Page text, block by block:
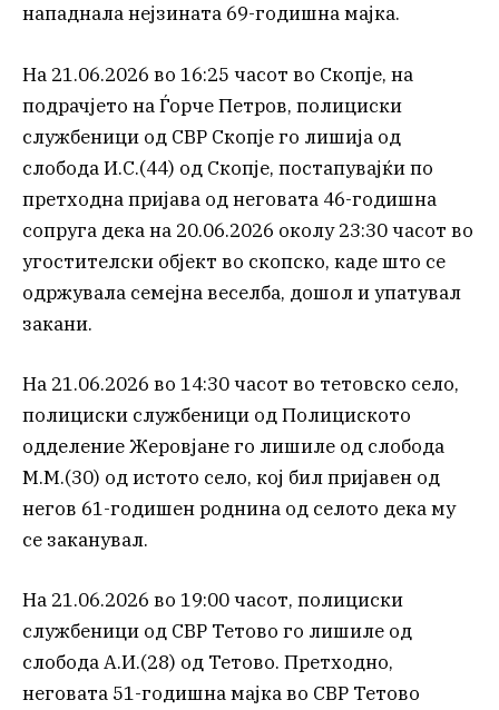
нападнала нејзината 69-годишна мајка.
На 21.06.2026 во 16:25 часот во Скопје, на
подрачјето на Ѓорче Петров, полициски
службеници од СВР Скопје го лишија од
слобода И.С.(44) од Скопје, постапувајќи по
претходна пријава од неговата 46-годишна
сопруга дека на 20.06.2026 околу 23:30 часот во
угостителски објект во скопско, каде што се
одржувала семејна веселба, дошол и упатувал
закани.
На 21.06.2026 во 14:30 часот во тетовско село,
полициски службеници од Полициското
одделение Жеровјане го лишиле од слобода
М.М.(30) од истото село, кој бил пријавен од
негов 61-годишен роднина од селото дека му
се заканувал.
На 21.06.2026 во 19:00 часот, полициски
службеници од СВР Тетово го лишиле од
слобода А.И.(28) од Тетово. Претходно,
неговата 51-годишна мајка во СВР Тетово